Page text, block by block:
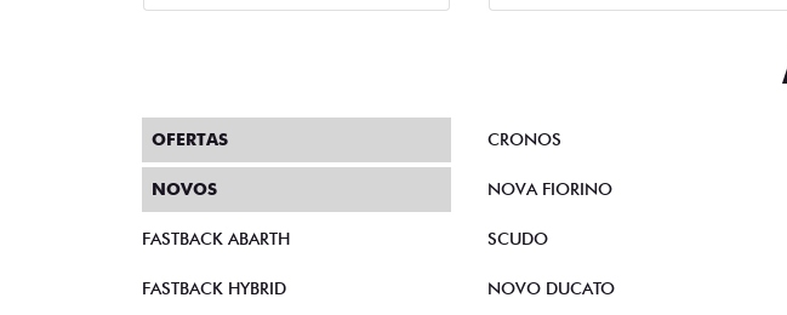
OFERTAS
NOVOS
FASTBACK ABARTH
FASTBACK HYBRID
CRONOS
NOVA FIORINO
SCUDO
NOVO DUCATO